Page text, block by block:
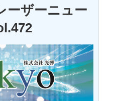
ーザーニュー